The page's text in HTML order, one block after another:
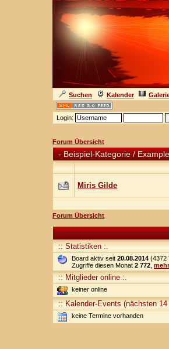
Suchen Kalender
Login:
Forum Übersicht
- Beispiel-Kategorie /
Miris Gilde
Forum Übersicht
:: Statistiken :.
Board aktiv seit 20.08.2014 (4372
Zugriffe diesen Monat 2 772
:: Mitglieder online :.
keiner online
:: Kalender-Events (nächsten 14
keine Termine vorhanden